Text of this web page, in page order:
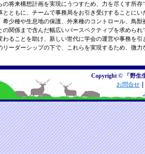
の将来構想計画を実現にうつすため、力を尽くす所
とともに、チームで事務局をお引き受けすることにい
希少種や生息地の保護、外来種のコントロール、鳥
の関係まで含んだ幅広いパースペクティブを求めら
ることを助け、新しい世代に学会の運営や事務を引
ーダーシップの下で、これらを実現するため、微
Copyright © 「野生
お問合せ